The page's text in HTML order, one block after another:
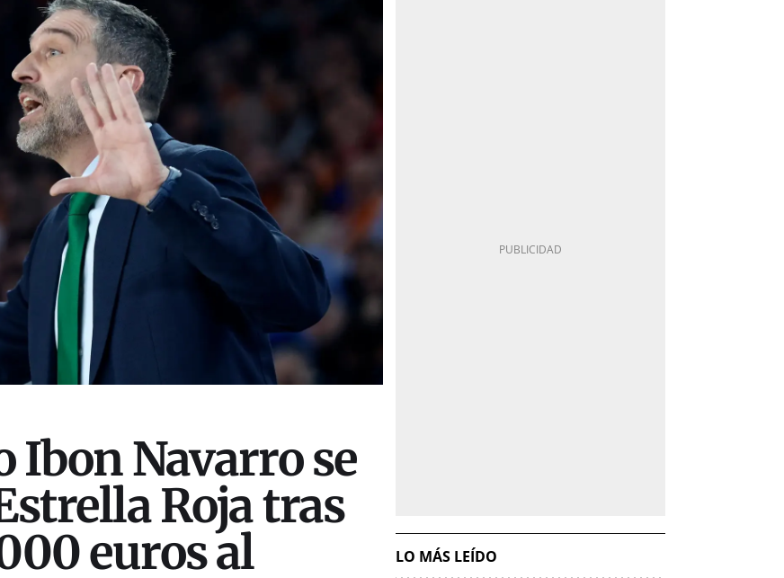
Ibon Navarro se
Roja tras
euros al
LO MÁS LEÍDO